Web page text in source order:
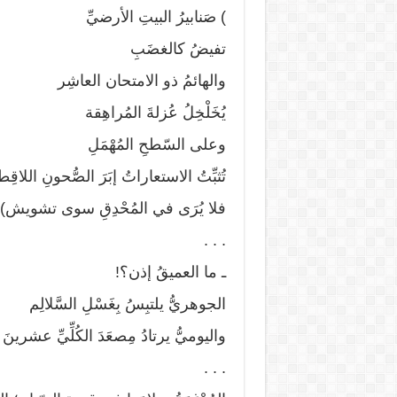
) صَنابيرُ البيتِ الأرضيِّ
تفيضُ كالغضَبِ
والهائمُ ذو الامتحان العاشِر
يُخَلْخِلُ عُزلةَ المُراهِقة
وعلى السّطحِ المُهْمَلِ
تُثبِّتُ الاستعاراتُ إبَرَ الصُّحونِ
فلا يُرَى في المُحْدِقِ سوى
. . .
ـ ما العميقُ إذن؟!
الجوهريُّ يلتبِسُ بِغَسْلِ السَّلالِم
واليوميُّ يرتادُ مِصعَدَ الكُلِّيِّ عشرينَ
. . .